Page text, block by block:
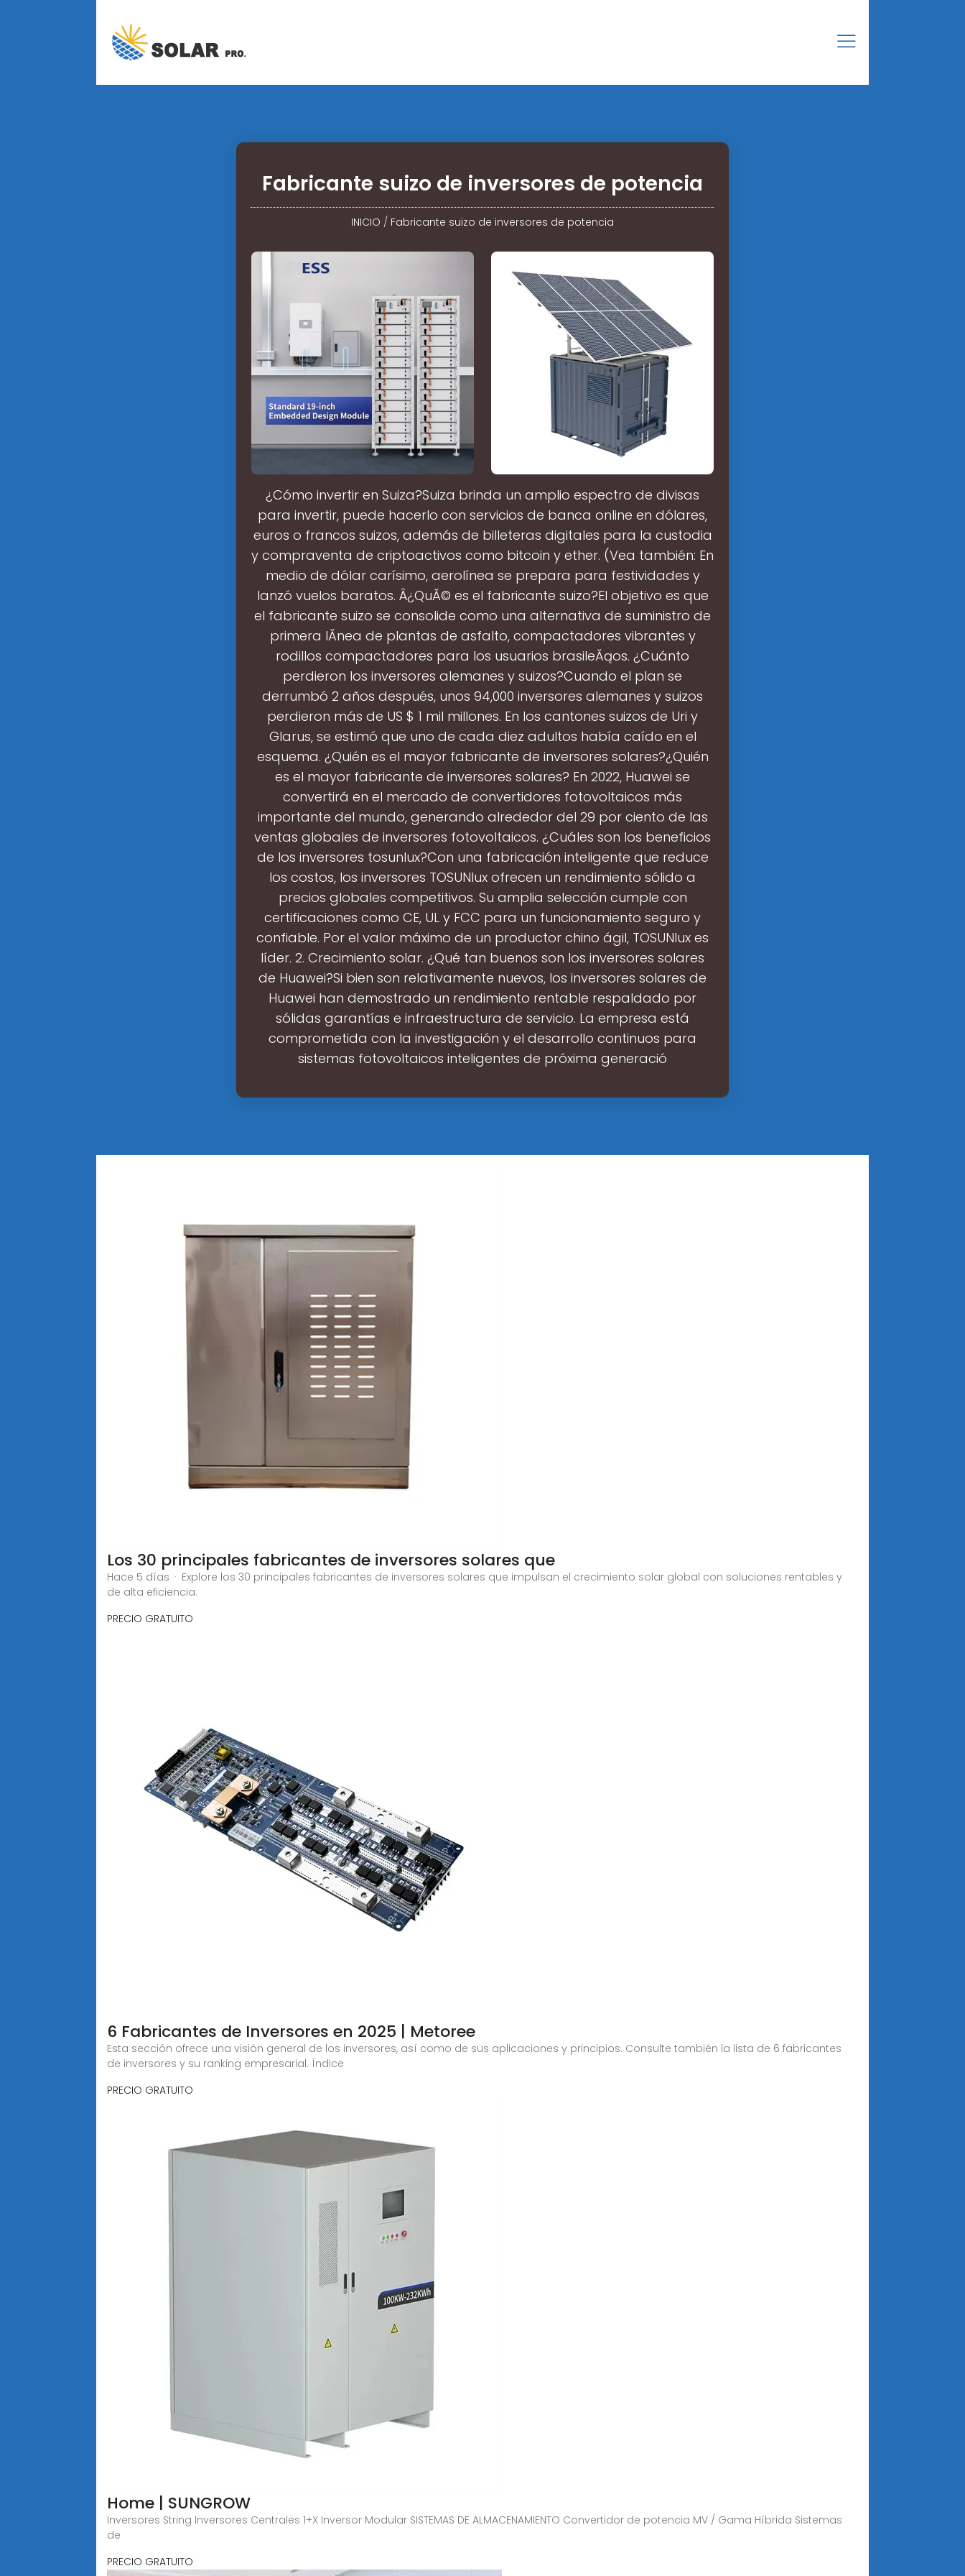
Fabricante suizo de inversores de potencia
INICIO / Fabricante suizo de inversores de potencia
¿Cómo invertir en Suiza?Suiza brinda un amplio espectro de divisas
para invertir, puede hacerlo con servicios de banca online en dólares,
euros o francos suizos, además de billeteras digitales para la custodia
y compraventa de criptoactivos como bitcoin y ether. (Vea también: En
medio de dólar carísimo, aerolínea se prepara para festividades y
lanzó vuelos baratos. Â¿QuĂ© es el fabricante suizo?El objetivo es que
el fabricante suizo se consolide como una alternativa de suministro de
primera lĂ­nea de plantas de asfalto, compactadores vibrantes y
rodillos compactadores para los usuarios brasileĂąos. ¿Cuánto
perdieron los inversores alemanes y suizos?Cuando el plan se
derrumbó 2 años después, unos 94,000 inversores alemanes y suizos
perdieron más de US $ 1 mil millones. En los cantones suizos de Uri y
Glarus, se estimó que uno de cada diez adultos había caído en el
esquema. ¿Quién es el mayor fabricante de inversores solares?¿Quién
es el mayor fabricante de inversores solares? En 2022, Huawei se
convertirá en el mercado de convertidores fotovoltaicos más
importante del mundo, generando alrededor del 29 por ciento de las
ventas globales de inversores fotovoltaicos. ¿Cuáles son los beneficios
de los inversores tosunlux?Con una fabricación inteligente que reduce
los costos, los inversores TOSUNlux ofrecen un rendimiento sólido a
precios globales competitivos. Su amplia selección cumple con
certificaciones como CE, UL y FCC para un funcionamiento seguro y
confiable. Por el valor máximo de un productor chino ágil, TOSUNlux es
líder. 2. Crecimiento solar. ¿Qué tan buenos son los inversores solares
de Huawei?Si bien son relativamente nuevos, los inversores solares de
Huawei han demostrado un rendimiento rentable respaldado por
sólidas garantías e infraestructura de servicio. La empresa está
comprometida con la investigación y el desarrollo continuos para
sistemas fotovoltaicos inteligentes de próxima generació
Los 30 principales fabricantes de inversores solares que
Hace 5 días · Explore los 30 principales fabricantes de inversores solares que impulsan el crecimiento solar global con soluciones rentables y
de alta eficiencia.
PRECIO GRATUITO
6 Fabricantes de Inversores en 2025 | Metoree
Esta sección ofrece una visión general de los inversores, así como de sus aplicaciones y principios. Consulte también la lista de 6 fabricantes
de inversores y su ranking empresarial. Índice
PRECIO GRATUITO
Home | SUNGROW
Inversores String Inversores Centrales 1+X Inversor Modular SISTEMAS DE ALMACENAMIENTO Convertidor de potencia MV / Gama Híbrida Sistemas
de
PRECIO GRATUITO